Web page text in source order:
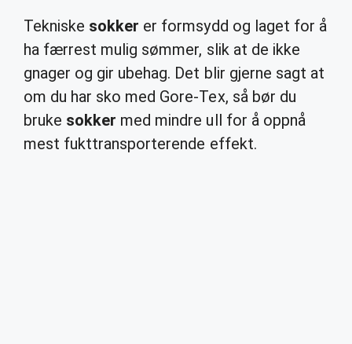
Tekniske sokker er formsydd og laget for å
ha færrest mulig sømmer, slik at de ikke
gnager og gir ubehag. Det blir gjerne sagt at
om du har sko med Gore-Tex, så bør du
bruke sokker med mindre ull for å oppnå
mest fukttransporterende effekt.